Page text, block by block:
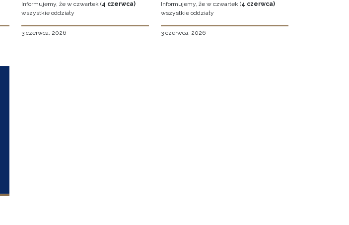
Informujemy, że w czwartek (4 czerwca)
wszystkie oddziały
3 czerwca, 2026
Informujemy, że w czwartek (4 czerwca)
wszystkie oddziały
3 czerwca, 2026